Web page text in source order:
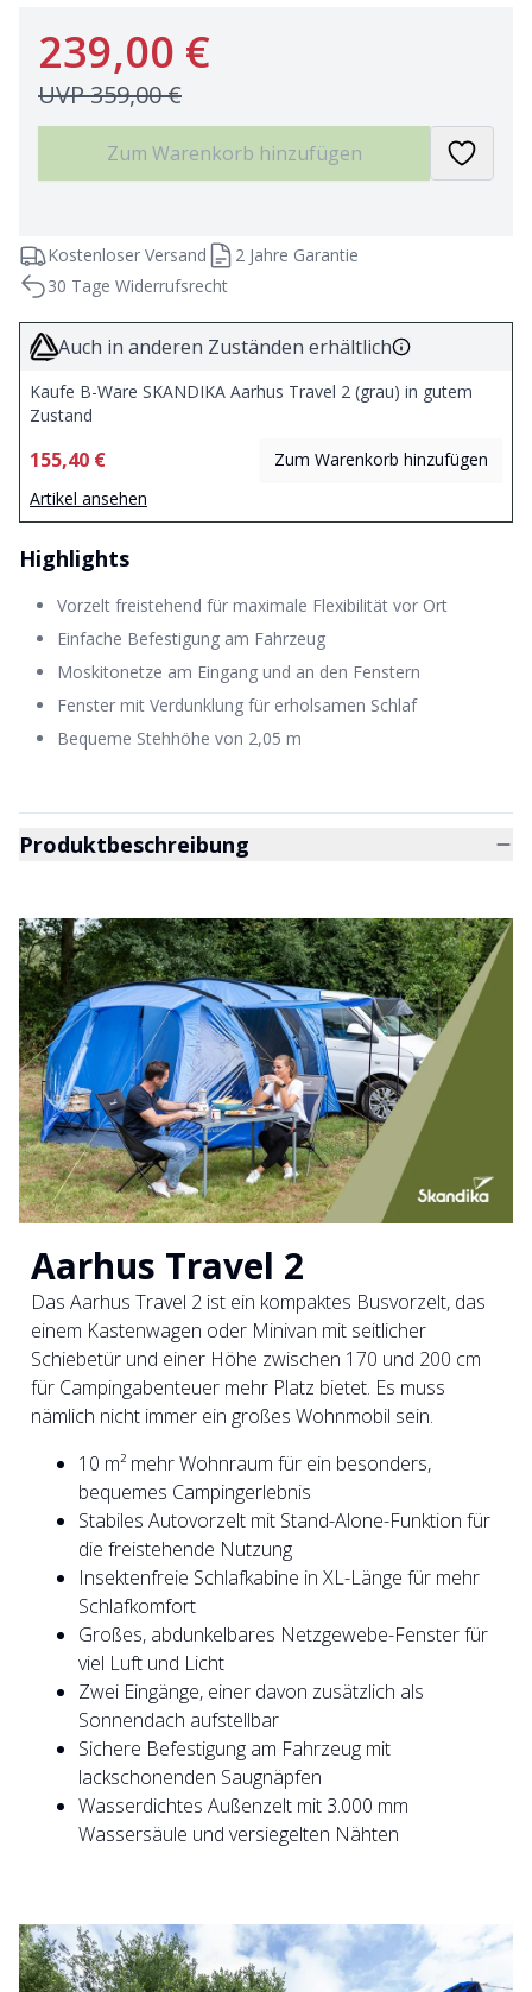
239,00 €
UVP359,00 €
Zum Warenkorb hinzufügen
Kostenloser Versand
2 Jahre Garantie
30 Tage Widerrufsrecht
Auch in anderen Zuständen erhältlich
Kaufe B-Ware SKANDIKA Aarhus Travel 2 (grau) in gutem
Zustand
155,40 €
Zum Warenkorb hinzufügen
Artikel ansehen
Highlights
Vorzelt freistehend für maximale Flexibilität vor Ort
Einfache Befestigung am Fahrzeug
Moskitonetze am Eingang und an den Fenstern
Fenster mit Verdunklung für erholsamen Schlaf
Bequeme Stehhöhe von 2,05 m
Produktbeschreibung
Aarhus Travel 2
Das Aarhus Travel 2 ist ein kompaktes Busvorzelt, das
einem Kastenwagen oder Minivan mit seitlicher
Schiebetür und einer Höhe zwischen 170 und 200 cm
für Campingabenteuer mehr Platz bietet. Es muss
nämlich nicht immer ein großes Wohnmobil sein.
10 m² mehr Wohnraum für ein besonders,
bequemes Campingerlebnis
Stabiles Autovorzelt mit Stand-Alone-Funktion für
die freistehende Nutzung
Insektenfreie Schlafkabine in XL-Länge für mehr
Schlafkomfort
Großes, abdunkelbares Netzgewebe-Fenster für
viel Luft und Licht
Zwei Eingänge, einer davon zusätzlich als
Sonnendach aufstellbar
Sichere Befestigung am Fahrzeug mit
lackschonenden Saugnäpfen
Wasserdichtes Außenzelt mit 3.000 mm
Wassersäule und versiegelten Nähten